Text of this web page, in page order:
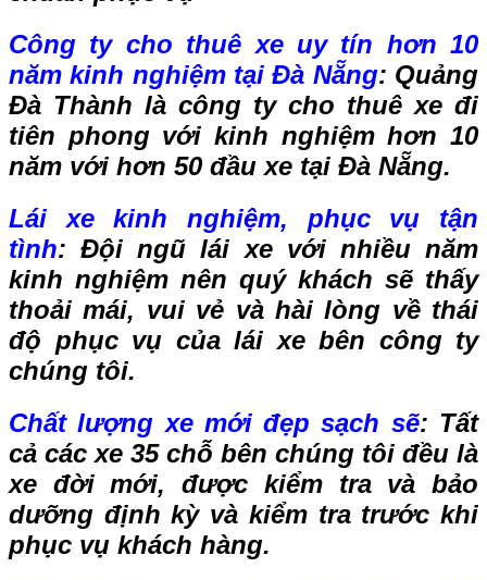
Công ty cho thuê xe uy tín hơn 10
năm kinh nghiệm tại Đà Nẵng: Quảng
Đà Thành là công ty cho thuê xe đi
tiên phong với kinh nghiệm hơn 10
năm với hơn 50 đầu xe tại Đà Nẵng.
Lái xe kinh nghiệm, phục vụ tận
tình:Đội ngũ lái xe với nhiều năm
kinh nghiệm nên quý khách sẽ thấy
thoải mái, vui vẻ và hài lòng về thái
độ phục vụ của lái xe bên công ty
chúng tôi.
Chất lượng xe mới đẹp sạch sẽ: Tất
cả các xe 35 chỗ bên chúng tôi đều là
xe đời mới, được kiểm tra và bảo
dưỡng định kỳ và kiểm tra trước khi
phục vụ khách hàng.